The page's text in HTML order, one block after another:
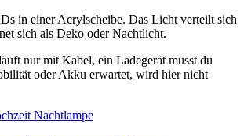
in einer Acrylscheibe. Das Licht verteilt sich
sich als Deko oder Nachtlicht.
nur mit Kabel, ein Ladegerät musst du
oder Akku erwartet, wird hier nicht
Nachtlampe